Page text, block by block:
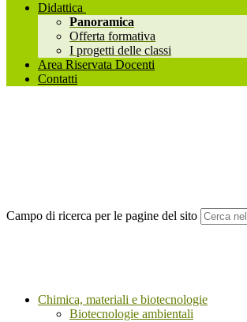
Didattica
Panoramica
Offerta formativa
I progetti delle classi
Area Riservata Docenti
Contatti
Campo di ricerca per le pagine del sito
Chimica, materiali e biotecnologie
Biotecnologie ambientali